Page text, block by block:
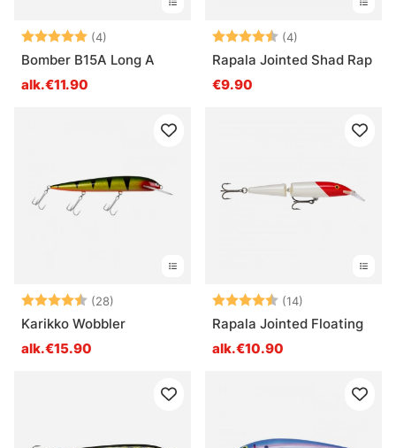
Arvio: (4)
5.0 5:sta tähdestä
Bomber B15A Long A
alk.€11.90
Arvio: (4)
Rapala Jointed Shad Rap
€9.90
Arvio: (28)
4.4 5:sta tähdestä
Karikko Wobbler
alk.€15.90
Arvio: (14)
Rapala Jointed Floating
alk.€10.90